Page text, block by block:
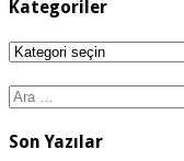
Kategoriler
Kategoriler
Arama:
Son Yazılar